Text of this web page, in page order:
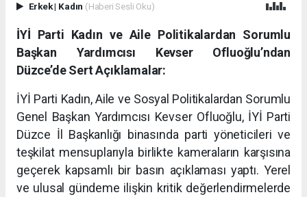
Erkek| Kadın (Haberi Sesli Oku)
İYİ Parti Kadın ve Aile Politikalardan Sorumlu
Başkan Yardımcısı Kevser Ofluoğlu’ndan
Düzce’de Sert Açıklamalar:
İYİ Parti Kadın, Aile ve Sosyal Politikalardan Sorumlu
Genel Başkan Yardımcısı Kevser Ofluoğlu, İYİ Parti
Düzce İl Başkanlığı binasında parti yöneticileri ve
teşkilat mensuplarıyla birlikte kameraların karşısına
geçerek kapsamlı bir basın açıklaması yaptı. Yerel
ve ulusal gündeme ilişkin kritik değerlendirmelerde